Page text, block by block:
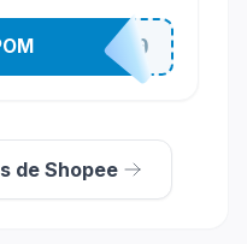
CASATEL10
de Shopee